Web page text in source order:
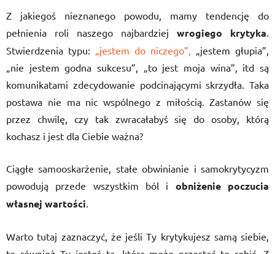
Z jakiegoś nieznanego powodu, mamy tendencję do
pełnienia roli naszego najbardziej wrogiego krytyka.
Stwierdzenia typu: „jestem do niczego”, „jestem głupia”,
„nie jestem godna sukcesu”, „to jest moja wina”, itd są
komunikatami zdecydowanie podcinającymi skrzydła. Taka
postawa nie ma nic wspólnego z miłością. Zastanów się
przez chwilę, czy tak zwracałabyś się do osoby, którą
kochasz i jest dla Ciebie ważna?
Ciągłe samooskarżenie, stałe obwinianie i samokrytycyzm
powodują przede wszystkim ból i obniżenie poczucia
własnej wartości.
Warto tutaj zaznaczyć, że jeśli Ty krytykujesz samą siebie,